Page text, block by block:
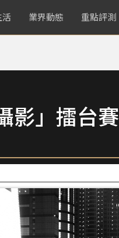
活 業界動態 重點評測
影」擂台賽